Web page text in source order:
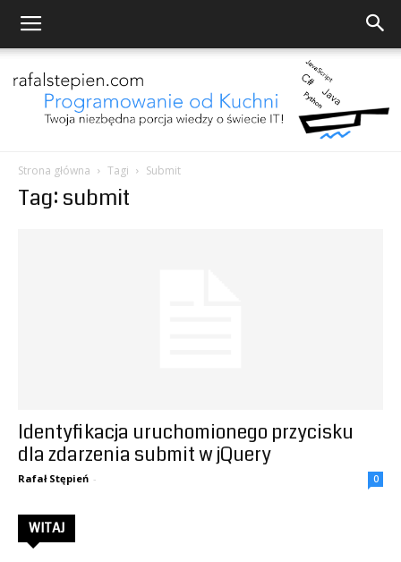
–
Strona główna Tagi Submit
Tag: submit
Identyfikacja uruchomionego przycisku
dla zdarzenia submit w jQuery
Rafał Stępień - 0
WITAJ